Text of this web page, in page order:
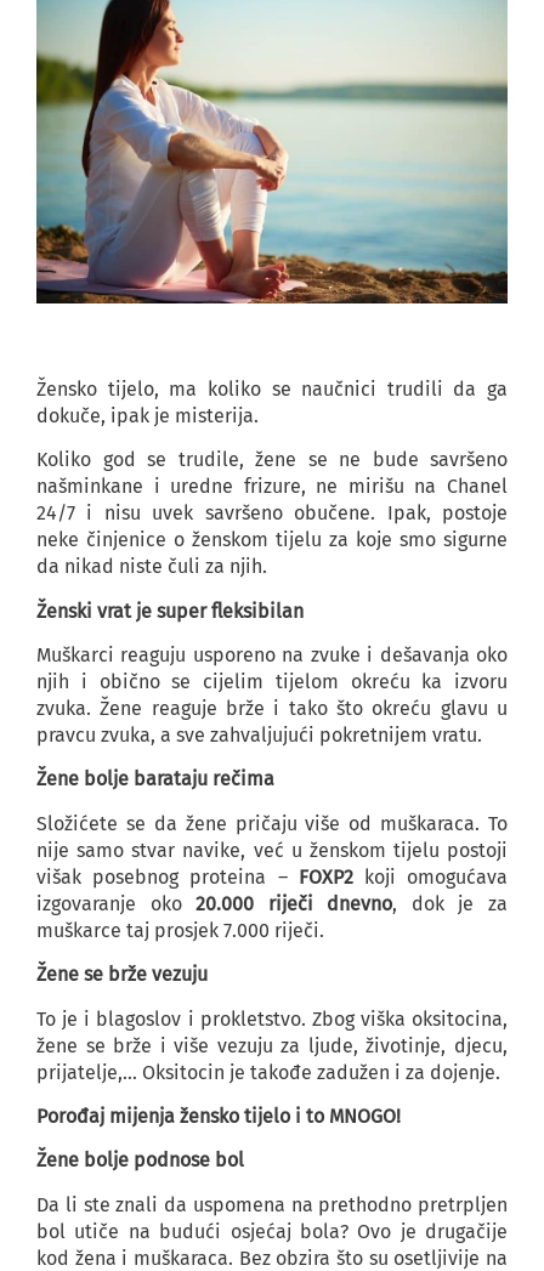
Žensko tijelo, ma koliko se naučnici trudili da ga
dokuče, ipak je misterija.
Koliko god se trudile, žene se ne bude savršeno
našminkane i uredne frizure, ne mirišu na Chanel
24/7 i nisu uvek savršeno obučene. Ipak, postoje
neke činjenice o ženskom tijelu za koje smo sigurne
da nikad niste čuli za njih.
Ženski vrat je super fleksibilan
Muškarci reaguju usporeno na zvuke i dešavanja oko
njih i obično se cijelim tijelom okreću ka izvoru
zvuka. Žene reaguje brže i tako što okreću glavu u
pravcu zvuka, a sve zahvaljujući pokretnijem vratu.
Žene bolje barataju rečima
Složićete se da žene pričaju više od muškaraca. To
nije samo stvar navike, već u ženskom tijelu postoji
višak posebnog proteina – FOXP2koji omogućava
izgovaranje oko20.000 riječi dnevno, dok je za
muškarce taj prosjek 7.000 riječi.
Žene se brže vezuju
To je i blagoslov i prokletstvo. Zbog viška oksitocina,
žene se brže i više vezuju za ljude, životinje, djecu,
prijatelje,… Oksitocin je takođe zadužen i za dojenje.
Porođaj mijenja žensko tijelo i to MNOGO!
Žene bolje podnose bol
Da li ste znali da uspomena na prethodno pretrpljen
bol utiče na budući osjećaj bola? Ovo je drugačije
kod žena i muškaraca. Bez obzira što su osetljivije na